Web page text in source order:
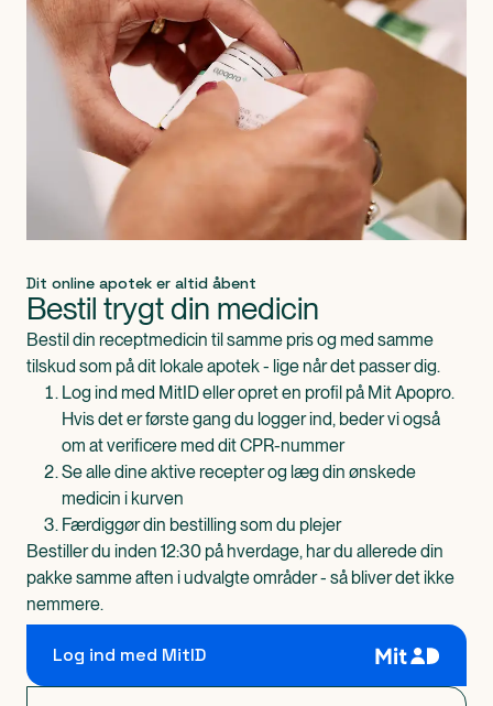
Dit online apotek er altid åbent
Bestil trygt din medicin
Bestil din receptmedicin til samme pris og med samme
tilskud som på dit lokale apotek - lige når det passer dig.
Log ind med MitID eller opret en profil på Mit Apopro.
Hvis det er første gang du logger ind, beder vi også
om at verificere med dit CPR-nummer
Se alle dine aktive recepter og læg din ønskede
medicin i kurven
Færdiggør din bestilling som du plejer
Bestiller du inden 12:30 på hverdage, har du allerede din
pakke samme aften i udvalgte områder - så bliver det ikke
nemmere.
Log ind med MitID